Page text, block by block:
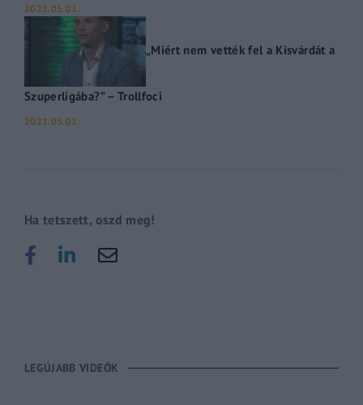
2021.05.02.
„Miért nem vették fel a Kisvárdát a
Szuperligába?” – Trollfoci
2021.05.02.
Ha tetszett, oszd meg!
LEGÚJABB VIDEÓK